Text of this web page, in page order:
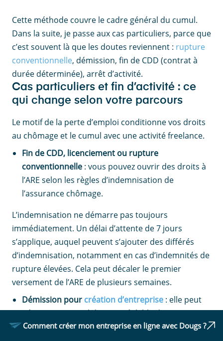
Cette méthode couvre le cadre général du cumul.
Dans la suite, je passe aux cas particuliers, parce que
c’est souvent là que les doutes reviennent : rupture
conventionnelle, démission, fin de CDD (contrat à
durée déterminée), arrêt d’activité.
Cas particuliers et fin d’activité : ce
qui change selon votre parcours
Le motif de la perte d’emploi conditionne vos droits
au chômage et le cumul avec une activité freelance.
Fin de CDD, licenciement ou rupture
conventionnelle : vous pouvez ouvrir des droits à
l’ARE selon les règles d’indemnisation de
l’assurance chômage.
L’indemnisation ne démarre pas toujours
immédiatement. Un délai d’attente de 7 jours
s’applique, auquel peuvent s’ajouter des différés
d’indemnisation, notamment en cas d’indemnités de
rupture élevées. Cela peut décaler le premier
versement de l’ARE de plusieurs semaines.
Démission pour création d’entreprise : elle peut
nécessiter une validation préalable du projet,
notamment via un conseiller en évolution
Comment créer mon entreprise en ligne avec Dougs ?